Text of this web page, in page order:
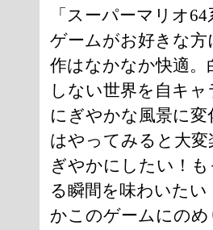
「スーパーマリオ
ゲームがお好きな
作はなかなか快適。
しない世界を自キ
にぎやかな風景に
はやってみると大
ぎやかにしたい！
る瞬間を味わいたい
かこのゲームにの